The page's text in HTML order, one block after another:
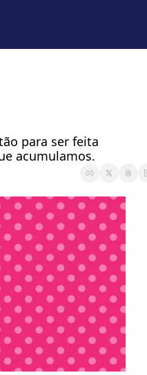
para ser feita
acumulamos.